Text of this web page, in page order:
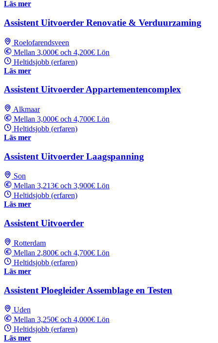
Läs mer
Assistent Uitvoerder Renovatie & Verduurzaming
Roelofarendsveen
Mellan 3,000€ och 4,200€ Lön
Heltidsjobb (erfaren)
Läs mer
Assistent Uitvoerder Appartementencomplex
Alkmaar
Mellan 3,000€ och 4,700€ Lön
Heltidsjobb (erfaren)
Läs mer
Assistent Uitvoerder Laagspanning
Son
Mellan 3,213€ och 3,900€ Lön
Heltidsjobb (erfaren)
Läs mer
Assistent Uitvoerder
Rotterdam
Mellan 2,800€ och 4,700€ Lön
Heltidsjobb (erfaren)
Läs mer
Assistent Ploegleider Assemblage en Testen
Uden
Mellan 3,250€ och 4,000€ Lön
Heltidsjobb (erfaren)
Läs mer